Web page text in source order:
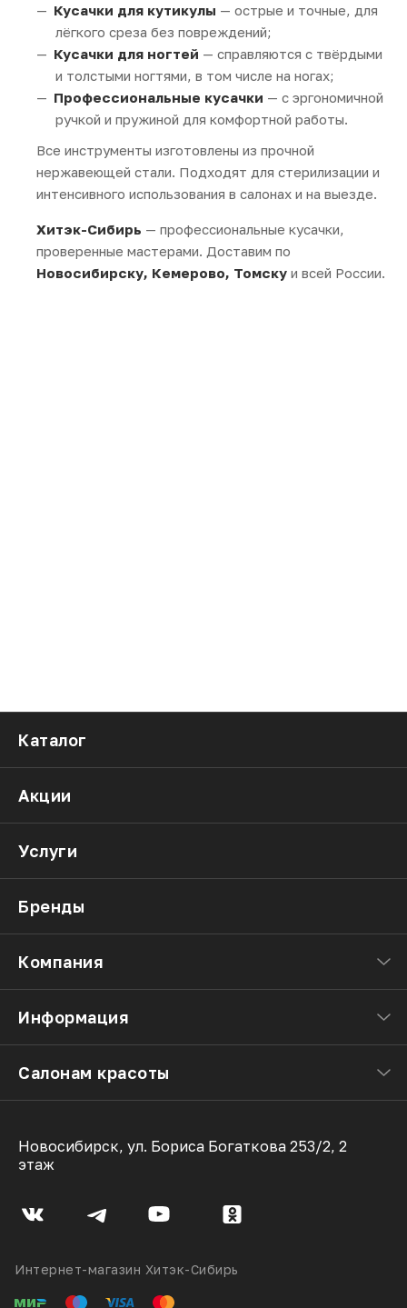
Кусачки для кутикулы — острые и точные, для
лёгкого среза без повреждений;
Кусачки для ногтей — справляются с твёрдыми
и толстыми ногтями, в том числе на ногах;
Профессиональные кусачки — с эргономичной
ручкой и пружиной для комфортной работы.
Все инструменты изготовлены из прочной
нержавеющей стали. Подходят для стерилизации и
интенсивного использования в салонах и на выезде.
Хитэк-Сибирь — профессиональные кусачки,
проверенные мастерами. Доставим по
Новосибирску, Кемерово, Томску и всей России.
Каталог
Акции
Услуги
Бренды
Компания
Информация
Салонам красоты
Новосибирск, ул. Бориса Богаткова 253/2, 2
этаж
Интернет-магазин Хитэк-Сибирь